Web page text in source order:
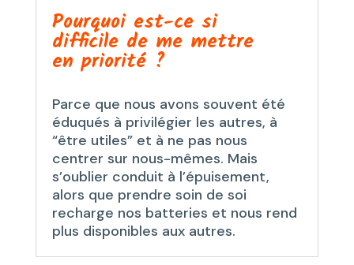
Pourquoi est-ce si
difficile de me mettre
en priorité ?
Parce que nous avons souvent été
éduqués à privilégier les autres, à
“être utiles” et à ne pas nous
centrer sur nous-mêmes. Mais
s’oublier conduit à l’épuisement,
alors que prendre soin de soi
recharge nos batteries et nous rend
plus disponibles aux autres.